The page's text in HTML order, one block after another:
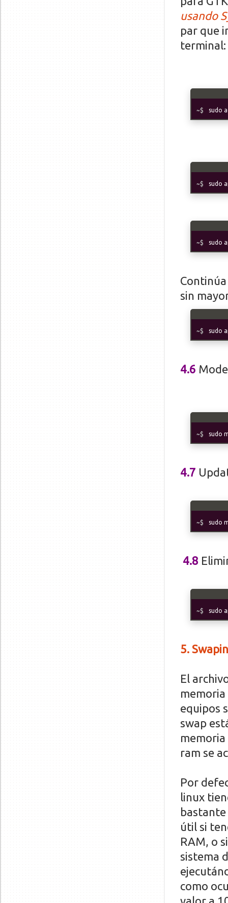
usando
par que
terminal:
sudo
sudo
sudo
sin
sudo
4.6
sudo
4.7
sudo
4.8
sudo
5.
El
equipos
swap
memoria
ram se
Por
linux
útil si
RAM, o
sistema
como